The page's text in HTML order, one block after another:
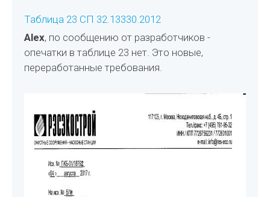
Таблица 23 СП 32.13330.2012
Alex, по сообщению от разработчиков -
опечатки в таблице 23 нет. Это новые,
переработанные требования.